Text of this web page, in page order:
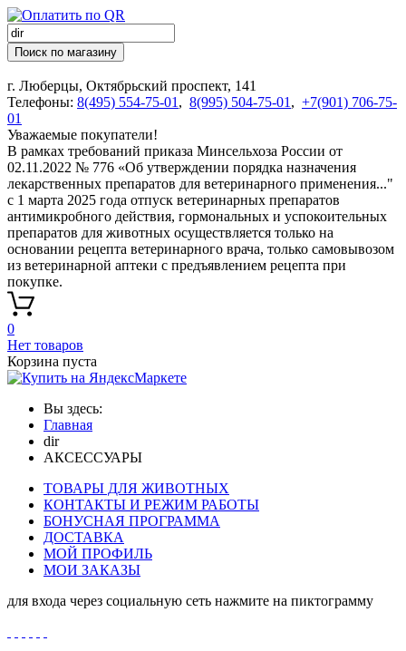
Поиск по магазину
г. Люберцы, Октябрьский проспект, 141
Телефоны: 8(495) 554-75-01 , 8(995) 504-75-01 , +7(901) 706-75-
01
Уважаемые покупатели!
В рамках требований приказа Минсельхоза России от
02.11.2022 № 776 «Об утверждении порядка назначения
лекарственных препаратов для ветеринарного применения..."
с 1 марта 2025 года отпуск ветеринарных препаратов
антимикробного действия, гормональных и успокоительных
препаратов для животных осуществляется только на
основании рецепта ветеринарного врача, только самовывозом
из ветеринарной аптеки с предъявлением рецепта при
покупке.
0
Нет товаров
Корзина пуста
Вы здесь:
Главная
dir
АКСЕССУАРЫ
ТОВАРЫ ДЛЯ ЖИВОТНЫХ
КОНТАКТЫ И РЕЖИМ РАБОТЫ
БОНУСНАЯ ПРОГРАММА
ДОСТАВКА
МОЙ ПРОФИЛЬ
МОИ ЗАКАЗЫ
для входа через социальную сеть нажмите на пиктограмму